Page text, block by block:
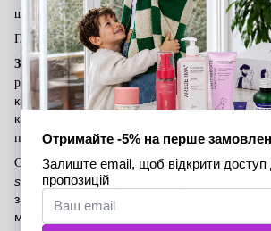
шлунково-кишкового тракту (ШКТ).
Протипоказання :Індивідуальна
Застереження: Не слід використовувати як
раціону харчування.Не перевищувати
кількість. Не рекомендується запивати
каптажних джерел.
проконсультуватися з лікарем. Не є лікарським
Склад (INCI):суспензія спор 5 видів
subtilis,B.amyloliquefaciens
загальній кількості 1,7 × 10⁹ КУО, вода
мл. Без ГМО.